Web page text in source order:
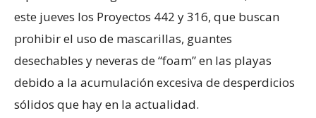
este jueves los Proyectos 442 y 316, que buscan
prohibir el uso de mascarillas, guantes
desechables y neveras de “foam” en las playas
debido a la acumulación excesiva de desperdicios
sólidos que hay en la actualidad.